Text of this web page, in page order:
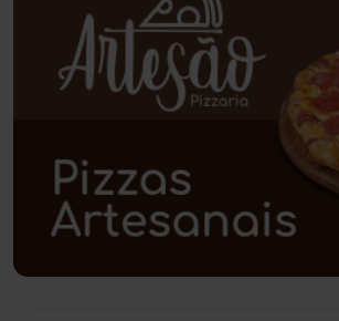
Poções
Polícia Civil
Política